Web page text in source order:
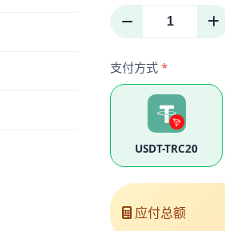
支付方式 *
USDT-TRC20
应付总额